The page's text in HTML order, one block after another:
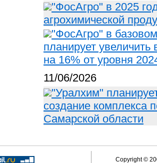
"ФосАгро" в 2025
агрохимической
"ФосАгро" в
планирует увеличить
на 16% от уровня
11/06/2026
"Уралхим"
создание комплекса
Самарской области
Copyright ©